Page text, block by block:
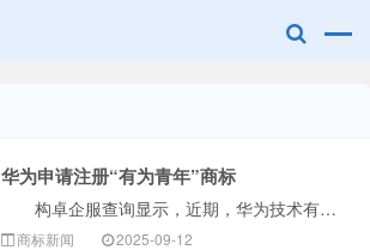
华为申请注册“有为青年”商标
构卓企服查询显示，近期，华为技术有限公司申请注册3枚“有为青年”商标，国际分类为科学仪器、广告销售，当前商标状态均为等待实质审查。此举表明华为正进···
商标新闻 2025-09-12